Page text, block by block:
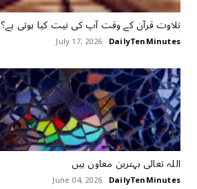
تلاوت قرآن کے وقت آپ کی نیت کیا ہوتی ہے؟
DailyTenMinutes
July 17, 2026
اللہ تعالی بہترین معاون ہیں
DailyTenMinutes
June 04, 2026